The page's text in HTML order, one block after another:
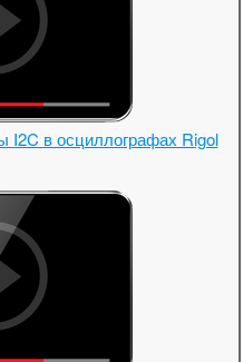
I2C в осциллографах Rigol